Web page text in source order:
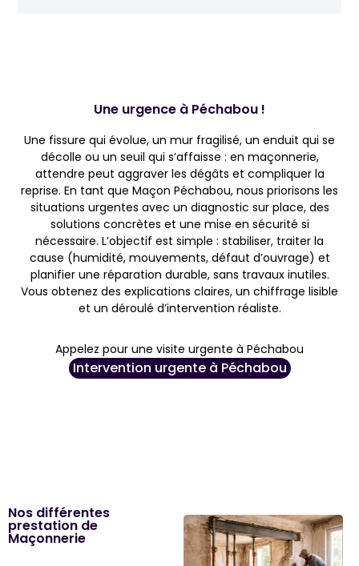
Une urgence à Péchabou !
Une fissure qui évolue, un mur fragilisé, un enduit qui se
décolle ou un seuil qui s’affaisse : en maçonnerie,
attendre peut aggraver les dégâts et compliquer la
reprise. En tant que Maçon Péchabou, nous priorisons les
situations urgentes avec un diagnostic sur place, des
solutions concrètes et une mise en sécurité si
nécessaire. L’objectif est simple : stabiliser, traiter la
cause (humidité, mouvements, défaut d’ouvrage) et
planifier une réparation durable, sans travaux inutiles.
Vous obtenez des explications claires, un chiffrage lisible
et un déroulé d’intervention réaliste.
Appelez pour une visite urgente à Péchabou
Intervention urgente à Péchabou
Nos différentes
prestation de
Maçonnerie